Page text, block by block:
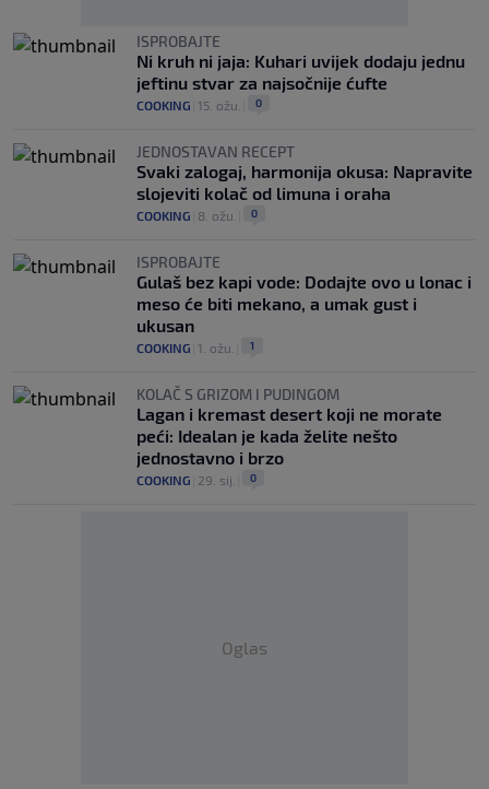
ISPROBAJTE
Ni kruh ni jaja: Kuhari uvijek dodaju jednu
jeftinu stvar za najsočnije ćufte
COOKING 15. ožu. 0
JEDNOSTAVAN RECEPT
Svaki zalogaj, harmonija okusa: Napravite
slojeviti kolač od limuna i oraha
COOKING 8. ožu. 0
ISPROBAJTE
Gulaš bez kapi vode: Dodajte ovo u lonac i
meso će biti mekano, a umak gust i
ukusan
COOKING 1. ožu. 1
KOLAČ S GRIZOM I PUDINGOM
Lagan i kremast desert koji ne morate
peći: Idealan je kada želite nešto
jednostavno i brzo
COOKING 29. sij. 0
Oglas